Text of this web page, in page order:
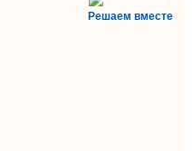
Решаем вместе